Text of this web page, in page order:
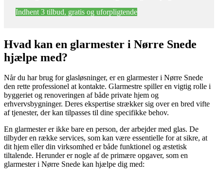
Indhent 3 tilbud, gratis og uforpligtende
Hvad kan en glarmester i Nørre Snede
hjælpe med?
Når du har brug for glasløsninger, er en glarmester i Nørre Snede
den rette professionel at kontakte. Glarmestre spiller en vigtig rolle i
byggeriet og renoveringen af både private hjem og
erhvervsbygninger. Deres ekspertise strækker sig over en bred vifte
af tjenester, der kan tilpasses til dine specifikke behov.
En glarmester er ikke bare en person, der arbejder med glas. De
tilbyder en række services, som kan være essentielle for at sikre, at
dit hjem eller din virksomhed er både funktionel og æstetisk
tiltalende. Herunder er nogle af de primære opgaver, som en
glarmester i Nørre Snede kan hjælpe dig med: